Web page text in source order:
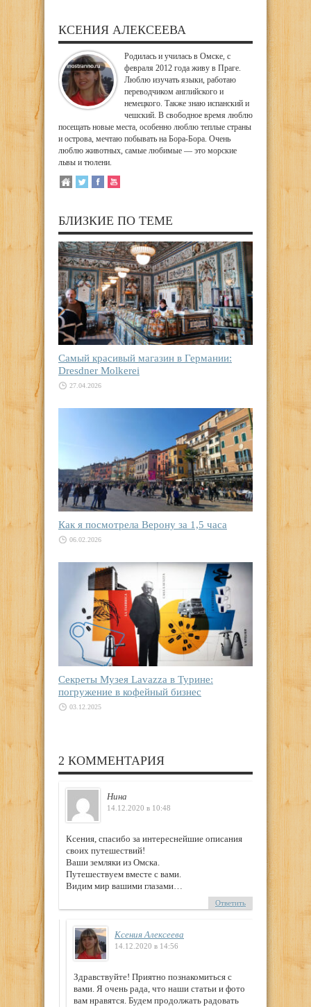
КСЕНИЯ АЛЕКСЕЕВА
Родилась и училась в Омске, с
февраля 2012 года живу в Праге.
Люблю изучать языки, работаю
переводчиком английского и
немецкого. Также знаю испанский и
чешский. В свободное время люблю
посещать новые места, особенно люблю теплые страны
и острова, мечтаю побывать на Бора-Бора. Очень
люблю животных, самые любимые — это морские
львы и тюлени.
БЛИЗКИЕ ПО ТЕМЕ
Самый красивый магазин в Германии:
Dresdner Molkerei
27.04.2026
Как я посмотрела Верону за 1,5 часа
06.02.2026
Секреты Музея Lavazza в Турине:
погружение в кофейный бизнес
03.12.2025
2 КОММЕНТАРИЯ
Нина
14.12.2020 в 10:48
Ксения, спасибо за интереснейшие описания
своих путешествий!
Ваши земляки из Омска.
Путешествуем вместе с вами.
Видим мир вашими глазами…
Ответить
Ксения Алексеева
14.12.2020 в 14:56
Здравствуйте! Приятно познакомиться с
вами. Я очень рада, что наши статьи и фото
вам нравятся. Будем продолжать радовать